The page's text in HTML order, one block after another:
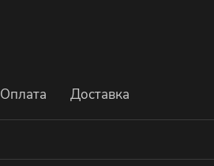
Оплата Доставка